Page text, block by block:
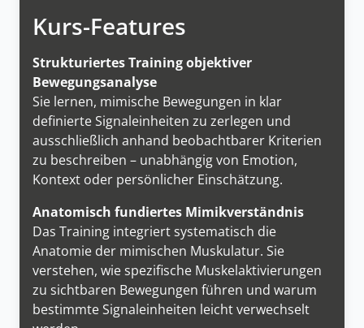
Kurs-Features
Strukturiertes Training objektiver
Bewegungsanalyse
Sie lernen, mimische Bewegungen in klar
definierte Signaleinheiten zu zerlegen und
ausschließlich anhand beobachtbarer Kriterien
zu beschreiben – unabhängig von Emotion,
Kontext oder persönlicher Einschätzung.
Anatomisch fundiertes Mimikverständnis
Das Training integriert systematisch die
Anatomie der mimischen Muskulatur. Sie
verstehen, wie spezifische Muskelaktivierungen
zu sichtbaren Bewegungen führen und warum
bestimmte Signaleinheiten leicht verwechselt